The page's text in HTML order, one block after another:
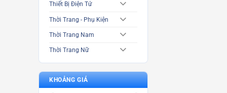
Thiết Bị Điện Tử
Thời Trang - Phụ Kiện
Thời Trang Nam
Thời Trang Nữ
KHOẢNG GIÁ